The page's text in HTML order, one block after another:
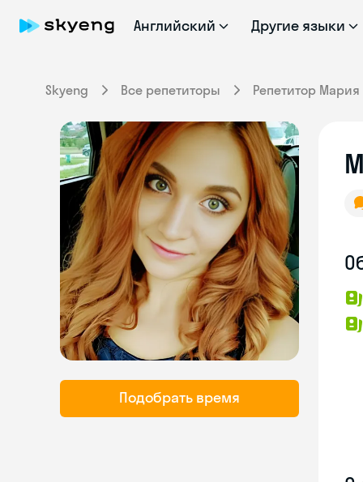
Английский Другие языки
Skyeng Все репетиторы Репетитор Мария
Подобрать время